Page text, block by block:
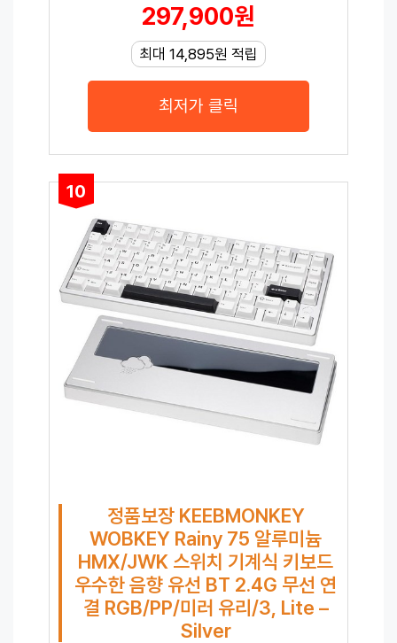
297,900원
최대 14,895원 적립
최저가 클릭
10
정품보장 KEEBMONKEY
WOBKEY Rainy 75 알루미늄
HMX/JWK 스위치 기계식 키보드
우수한 음향 유선 BT 2.4G 무선 연
결 RGB/PP/미러 유리/3, Lite –
Silver